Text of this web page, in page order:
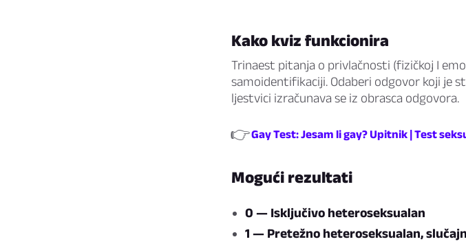
Kako kviz funkcionira
Trinaest pitanja o privlačnosti (fizičkoj I
samoidentifikaciji. Odaberi odgovor koji je
ljestvici izračunava se iz obrasca odgovora.
👉Gay Test: Jesam li gay? Upitnik | Test
Mogući rezultati
0 — Isključivo heteroseksualan
1 — Pretežno heteroseksualan,